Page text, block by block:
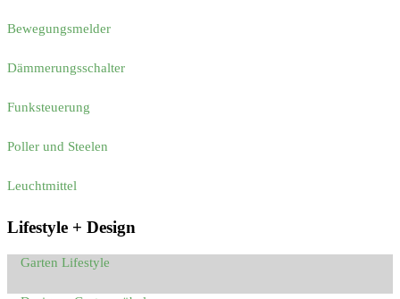
Bewegungsmelder
Dämmerungsschalter
Funksteuerung
Poller und Steelen
Leuchtmittel
Lifestyle + Design
Garten Lifestyle